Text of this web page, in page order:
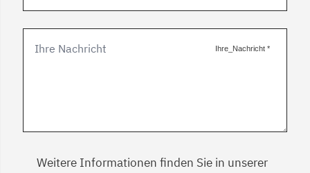
Ihre_Nachricht *
Weitere Informationen finden Sie in unserer